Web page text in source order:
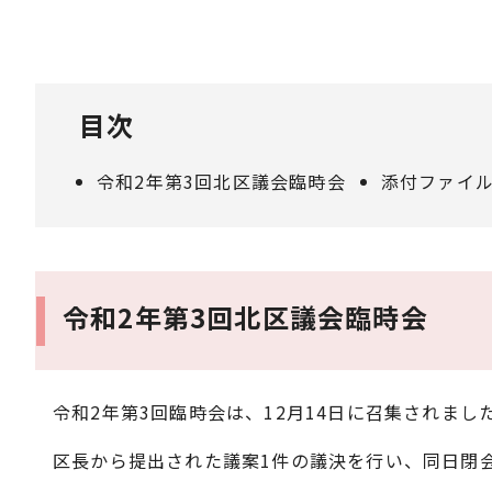
目次
令和2年第3回北区議会臨時会 添付ファイル
令和2年第3回北区議会臨時会
令和2年第3回臨時会は、12月14日に召集されました
区長から提出された議案1件の議決を行い、同日閉